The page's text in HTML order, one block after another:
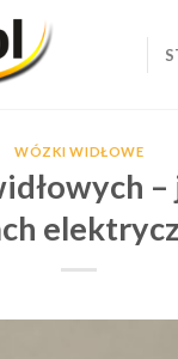
WÓZKI WIDŁOWE